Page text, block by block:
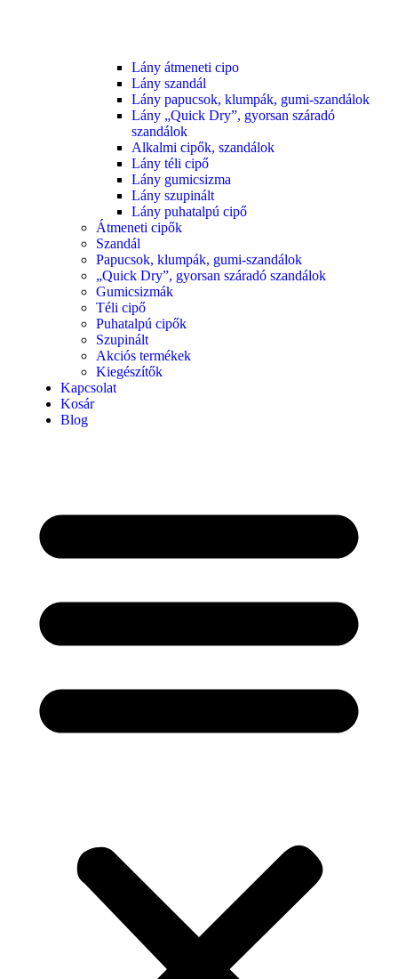
Lány átmeneti cipo
Lány szandál
Lány papucsok, klumpák, gumi-szandálok
Lány „Quick Dry”, gyorsan száradó
szandálok
Alkalmi cipők, szandálok
Lány téli cipő
Lány gumicsizma
Lány szupinált
Lány puhatalpú cipő
Átmeneti cipők
Szandál
Papucsok, klumpák, gumi-szandálok
„Quick Dry”, gyorsan száradó szandálok
Gumicsizmák
Téli cipő
Puhatalpú cipők
Szupinált
Akciós termékek
Kiegészítők
Kapcsolat
Kosár
Blog